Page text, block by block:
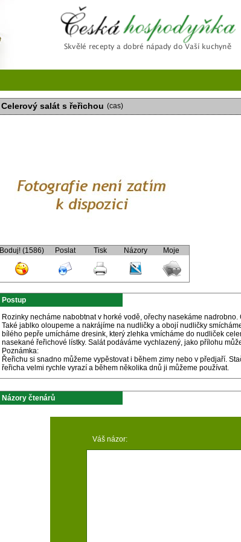
Česká hospodyňka
Celerový salát s řeřichou (cas)
Boduj! (1586) Poslat Tisk Názory Moje
Postup
Rozinky necháme nabobtnat v horké vodě, ořechy nasekáme
Také jablko oloupeme a nakrájíme na nudličky a obojí nudličky
bílého pepře umícháme dresink, který zlehka vmícháme do nudliček
nasekané řeřichové lístky. Salát podáváme vychlazený, jako přílohu
Poznámka:
Řeřichu si snadno můžeme vypěstovat i během zimy nebo v předjaří.
řeřicha velmi rychle vyrazí a během několika dnů ji můžeme používat.
Názory čtenárů
Váš názor: